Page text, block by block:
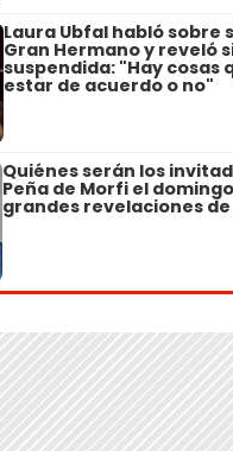
Laura Ubfal habló sobre
Gran Hermano y reveló
suspendida: "Hay cosas
estar de acuerdo o no"
Quiénes serán los
Peña de Morfi el
grandes revelaciones